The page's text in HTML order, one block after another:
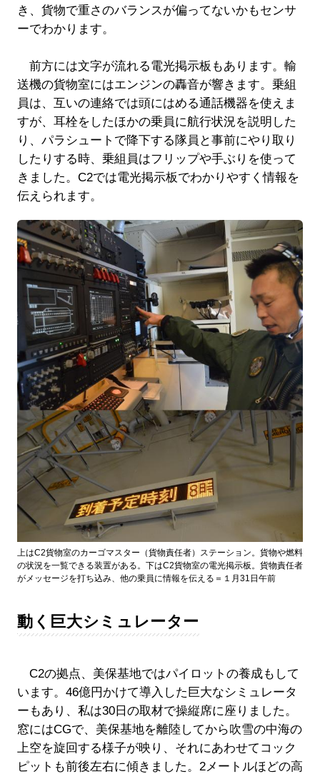
き、貨物で重さのバランスが偏ってないかもセンサ
ーでわかります。
前方には文字が流れる電光掲示板もあります。輸
送機の貨物室にはエンジンの轟音が響きます。乗組
員は、互いの連絡では頭にはめる通話機器を使えま
すが、耳栓をしたほかの乗員に航行状況を説明した
り、パラシュートで降下する隊員と事前にやり取り
したりする時、乗組員はフリップや手ぶりを使って
きました。C2では電光掲示板でわかりやすく情報を
伝えられます。
上はC2貨物室のカーゴマスター（貨物責任者）ステーション。貨物や燃料
の状況を一覧できる装置がある。下はC2貨物室の電光掲示板。貨物責任者
がメッセージを打ち込み、他の乗員に情報を伝える＝１月31日午前
動く巨大シミュレーター
C2の拠点、美保基地ではパイロットの養成もして
います。46億円かけて導入した巨大なシミュレータ
ーもあり、私は30日の取材で操縦席に座りました。
窓にはCGで、美保基地を離陸してから吹雪の中海の
上空を旋回する様子が映り、それにあわせてコック
ピットも前後左右に傾きました。2メートルほどの高